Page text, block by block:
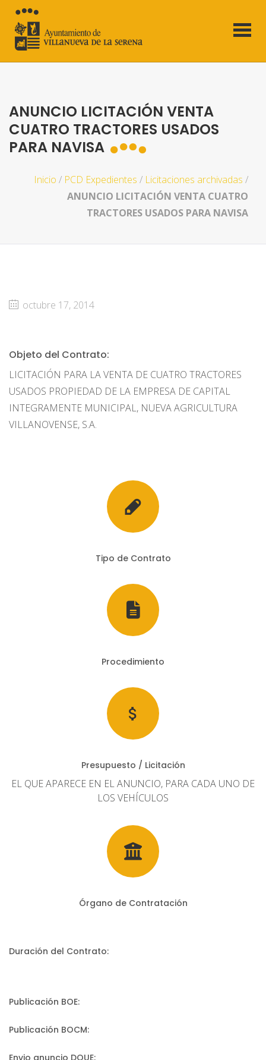
ANUNCIO LICITACIÓN VENTA
CUATRO TRACTORES USADOS
PARA NAVISA
Inicio / PCD Expedientes / Licitaciones archivadas /
ANUNCIO LICITACIÓN VENTA CUATRO
TRACTORES USADOS PARA NAVISA
octubre 17, 2014
Objeto del Contrato:
LICITACIÓN PARA LA VENTA DE CUATRO TRACTORES
USADOS PROPIEDAD DE LA EMPRESA DE CAPITAL
INTEGRAMENTE MUNICIPAL, NUEVA AGRICULTURA
VILLANOVENSE, S.A.
Tipo de Contrato
Procedimiento
Presupuesto / Licitación
EL QUE APARECE EN EL ANUNCIO, PARA CADA UNO DE
LOS VEHÍCULOS
Órgano de Contratación
Duración del Contrato:
Publicación BOE:
Publicación BOCM:
Envio anuncio DOUE: